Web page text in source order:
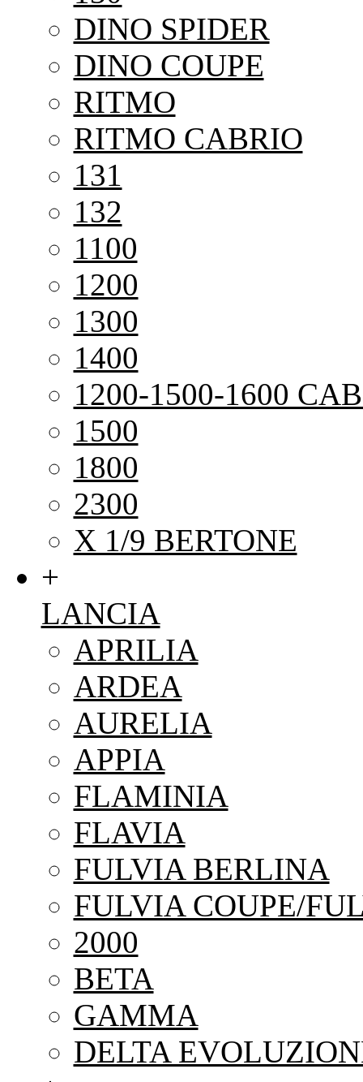
DINO SPIDER
DINO COUPE
RITMO
RITMO CABRIO
131
132
1100
1200
1300
1400
1200-1500-1600
1500
1800
2300
X 1/9 BERTONE
+
LANCIA
APRILIA
ARDEA
AURELIA
APPIA
FLAMINIA
FLAVIA
FULVIA BERLINA
FULVIA COUPE/
2000
BETA
GAMMA
DELTA